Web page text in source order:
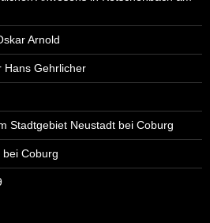
Arnold
Hans Gehrlicher
Stadtgebiet Neustadt bei Coburg
Coburg